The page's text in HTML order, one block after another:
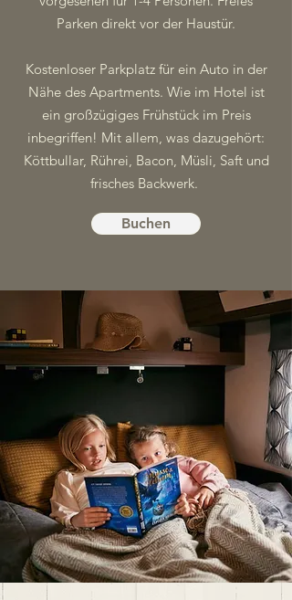
Parken direkt vor der Haustür.
Kostenloser Parkplatz für ein Auto in der
Nähe des Apartments. Wie im Hotel ist
ein großzügiges Frühstück im Preis
inbegriffen! Mit allem, was dazugehört:
Köttbullar, Rührei, Bacon, Müsli, Saft und
frisches Backwerk.
Buchen